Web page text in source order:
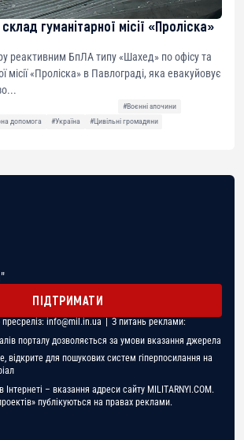
гуманітарної місії «Проліска»
реактивним БпЛА типу «Шахед» по офісу та
місії «Проліска» в Павлограді, яка евакуйовує
#Воєнні злочини
допомога #Україна
#Цивільні громадяни
ПІДТРИМАТИ
info@mil.in.ua | З питань реклами:
порталу дозволяється за умови вказання джерела
відкрите для пошукових систем гіперпосилання на
Інтернеті – вказання адреси сайту MILITARNYI.COM.
публікуються на правах реклами.